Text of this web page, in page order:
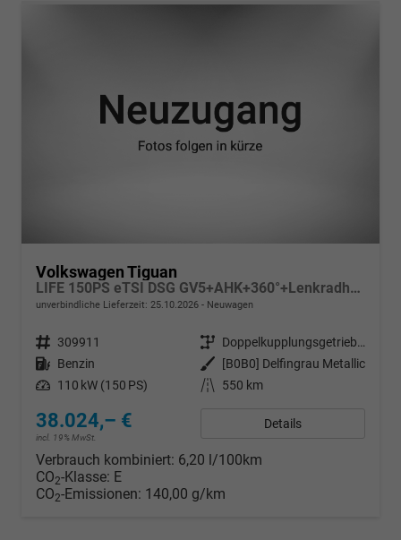
Volkswagen Tiguan
LIFE 150PS eTSI DSG GV5+AHK+360°+Lenkradheiz+IQ.Drive+ACC+App+eHeck+LED
unverbindliche Lieferzeit: 25.10.2026 Neuwagen
Fahrzeugnr. 309911 Getriebe
Doppelkupplungsgetriebe (DSG)
Kraftstoff Benzin Außenfarbe
[B0B0] Delfingrau Metallic
Leistung 110 kW (150 PS) Kilometerstand 550 km
38.024,– €
incl. 19% MwSt.
Details
Verbrauch kombiniert: 6,20 l/100km
CO2-Klasse: E
CO2-Emissionen: 140,00 g/km